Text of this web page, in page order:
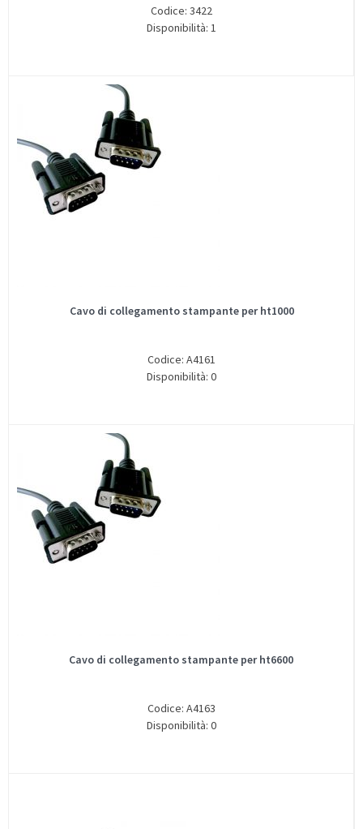
Codice: 3422
Disponibilità: 1
Cavo di collegamento stampante per ht1000
Codice: A4161
Disponibilità: 0
Cavo di collegamento stampante per ht6600
Codice: A4163
Disponibilità: 0